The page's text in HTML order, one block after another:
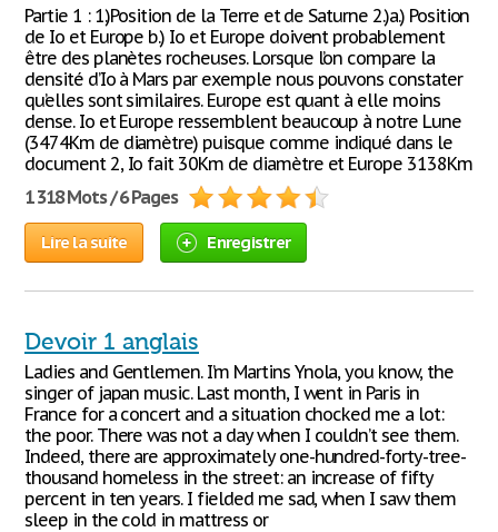
Partie 1 : 1.)Position de la Terre et de Saturne 2.)a.) Position
de Io et Europe b.) Io et Europe doivent probablement
être des planètes rocheuses. Lorsque l’on compare la
densité d’Io à Mars par exemple nous pouvons constater
qu’elles sont similaires. Europe est quant à elle moins
dense. Io et Europe ressemblent beaucoup à notre Lune
(3474Km de diamètre) puisque comme indiqué dans le
document 2, Io fait 30Km de diamètre et Europe 3138Km
1 318 Mots / 6 Pages
Lire la suite Enregistrer
Devoir 1 anglais
Ladies and Gentlemen. I’m Martins Ynola, you know, the
singer of japan music. Last month, I went in Paris in
France for a concert and a situation chocked me a lot:
the poor. There was not a day when I couldn’t see them.
Indeed, there are approximately one-hundred-forty-tree-
thousand homeless in the street: an increase of fifty
percent in ten years. I fielded me sad, when I saw them
sleep in the cold in mattress or